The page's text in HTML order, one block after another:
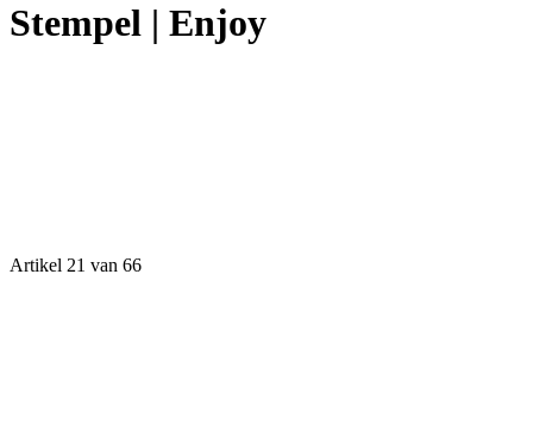
Stempel | Enjoy
Artikel 21 van 66